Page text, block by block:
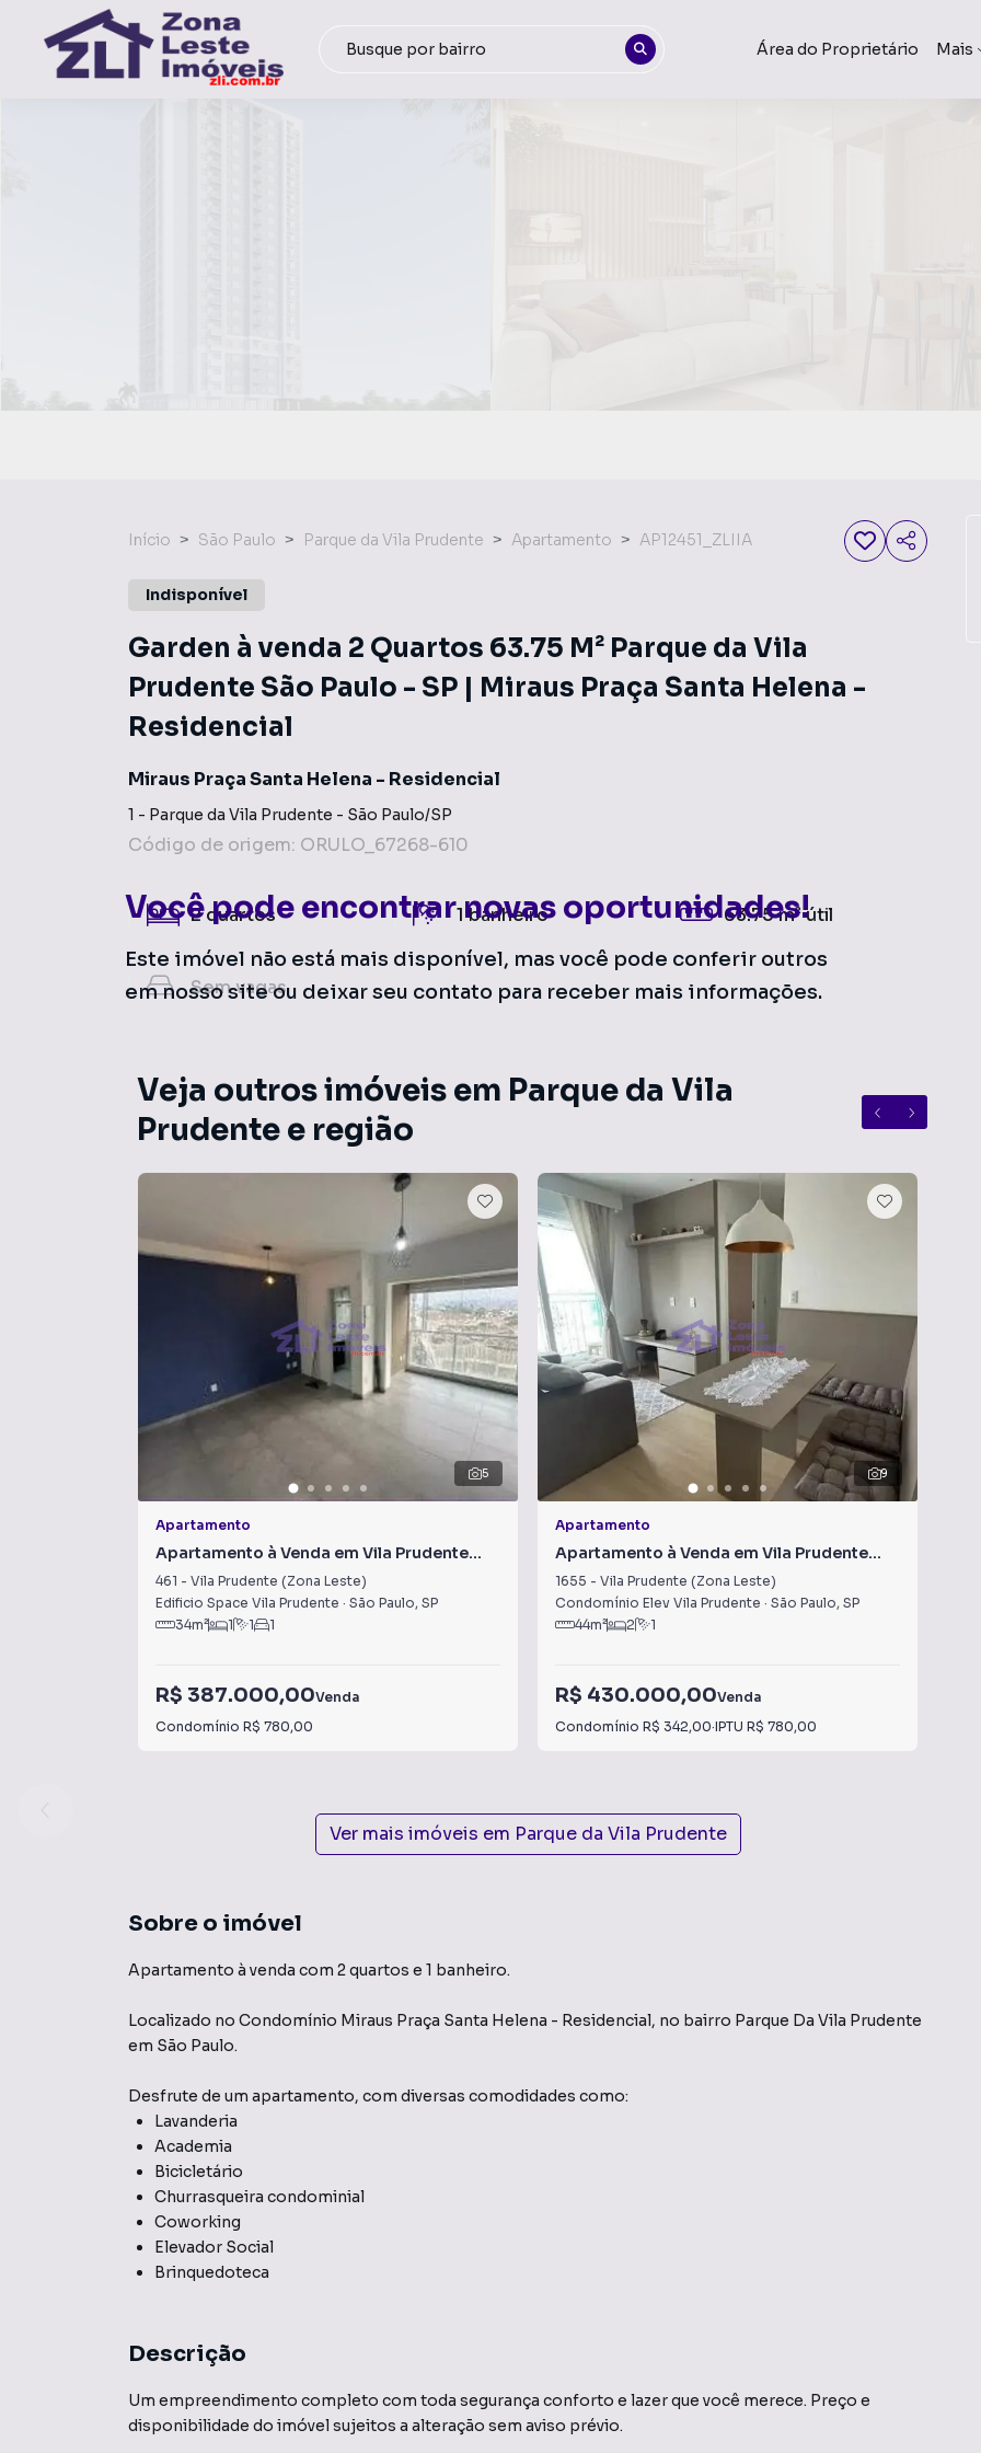
Área do Proprietário Mais
Você pode encontrar novas oportunidades!
Este imóvel não está mais disponível, mas você pode conferir outros
em nosso site ou deixar seu contato para receber mais informações.
Início São Paulo Parque da Vila Prudente Apartamento AP12451_ZLIIA
Indisponível
Garden à venda 2 Quartos 63.75 M² Parque da Vila
Prudente São Paulo - SP | Miraus Praça Santa Helena -
Residencial
Miraus Praça Santa Helena - Residencial
1 - Parque da Vila Prudente - São Paulo/SP
Código de origem: ORULO_67268-610
2 quartos 1 banheiro 63.75 m²útil
Semvagas
Veja outros imóveis em Parque da Vila
Prudente e região
5
Apartamento
Apartamento à Venda em Vila Prudente
(Zona Leste)
461 - Vila Prudente (Zona Leste)
Edificio Space Vila Prudente · São Paulo, SP
34m² 1 1 1
R$ 387.000,00Venda
Condomínio R$ 780,00
9
Apartamento
Apartamento à Venda em Vila Prudente
(Zona Leste)
1655 - Vila Prudente (Zona Leste)
Condomínio Elev Vila Prudente · São Paulo, SP
44m² 2 1
R$ 430.000,00Venda
Condomínio R$ 342,00·IPTU R$ 780,00
Ver mais imóveis em Parque da Vila Prudente
Sobre o imóvel
Apartamento à venda com 2 quartos e 1 banheiro.
Localizado no Condomínio Miraus Praça Santa Helena - Residencial, no bairro Parque Da Vila Prudente
em São Paulo.
Desfrute de um apartamento, com diversas comodidades como:
Lavanderia
Academia
Bicicletário
Churrasqueira condominial
Coworking
Elevador Social
Brinquedoteca
Descrição
Um empreendimento completo com toda segurança conforto e lazer que você merece. Preço e
disponibilidade do imóvel sujeitos a alteração sem aviso prévio.